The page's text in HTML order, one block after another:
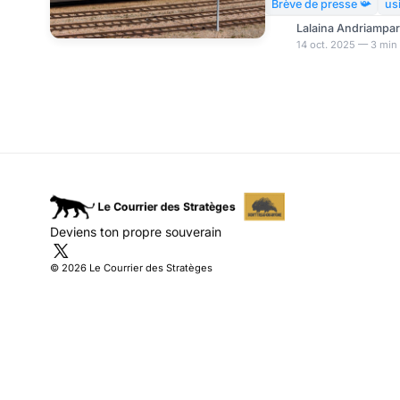
Le constat du cabinet
pour l'industrie
Brève de presse 📯
Lalaina
14 oct. 2025 — 3 min
Deviens ton propre souverain
© 2026 Le Courrier des Stratèges